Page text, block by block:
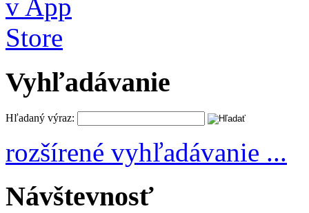
Vyhľadávanie
Hľadaný výraz:
rozšírené vyhľadávanie ...
Návštevnosť